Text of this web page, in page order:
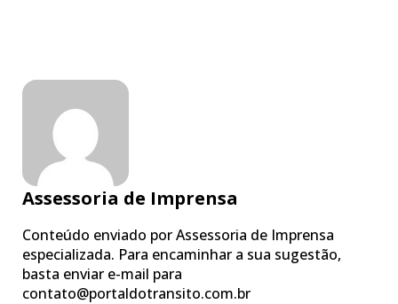
Assessoria de Imprensa
Conteúdo enviado por Assessoria de Imprensa
especializada. Para encaminhar a sua sugestão,
basta enviar e-mail para
contato@portaldotransito.com.br